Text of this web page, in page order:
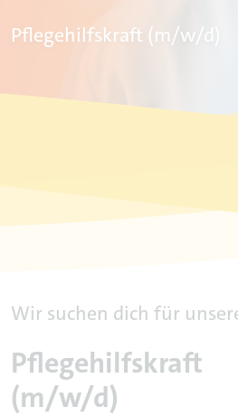
Pflegehilfskraft (m/w/d)
Wir suchen dich für
Pflegehilfskraft
(m/w/d)